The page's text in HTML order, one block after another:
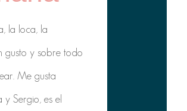
la loca, la
gusto y sobre todo
Me gusta
y Sergio, es el